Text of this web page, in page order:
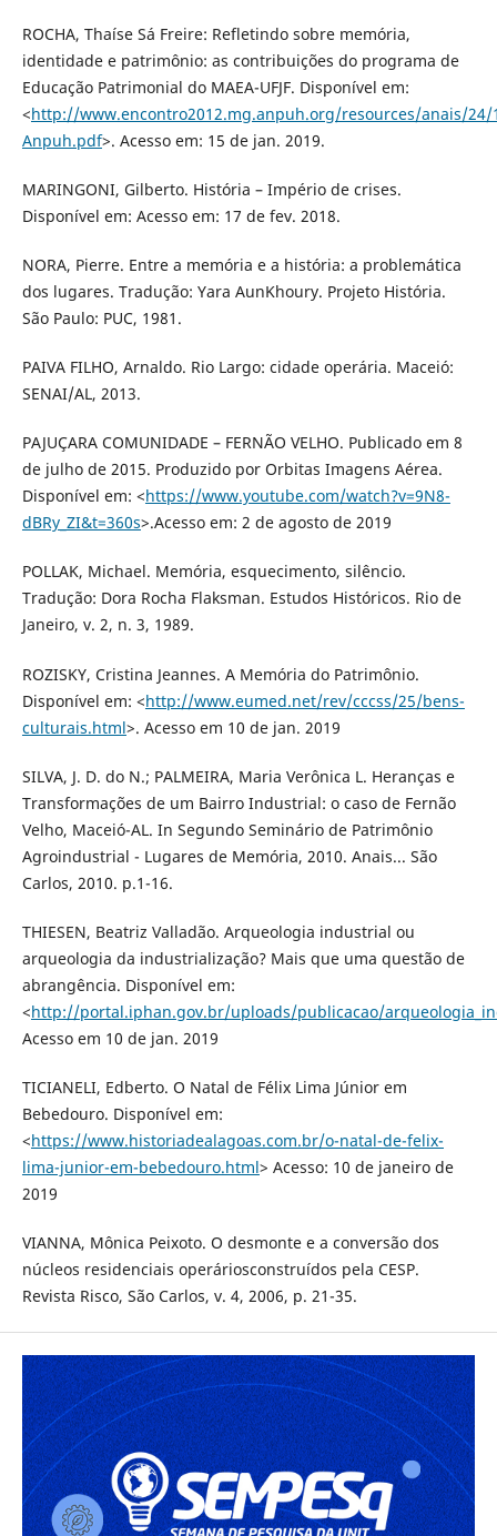
ROCHA, Thaíse Sá Freire: Refletindo sobre memória,
identidade e patrimônio: as contribuições do programa de
Educação Patrimonial do MAEA-UFJF. Disponível em:
<http://www.encontro2012.mg.anpuh.org/resources/anais/24/
Anpuh.pdf>. Acesso em: 15 de jan. 2019.
MARINGONI, Gilberto. História – Império de crises.
Disponível em: Acesso em: 17 de fev. 2018.
NORA, Pierre. Entre a memória e a história: a problemática
dos lugares. Tradução: Yara AunKhoury. Projeto História.
São Paulo: PUC, 1981.
PAIVA FILHO, Arnaldo. Rio Largo: cidade operária. Maceió:
SENAI/AL, 2013.
PAJUÇARA COMUNIDADE – FERNÃO VELHO. Publicado em 8
de julho de 2015. Produzido por Orbitas Imagens Aérea.
Disponível em: <https://www.youtube.com/watch?v=9N8-
dBRy_ZI&t=360s>.Acesso em: 2 de agosto de 2019
POLLAK, Michael. Memória, esquecimento, silêncio.
Tradução: Dora Rocha Flaksman. Estudos Históricos. Rio de
Janeiro, v. 2, n. 3, 1989.
ROZISKY, Cristina Jeannes. A Memória do Patrimônio.
Disponível em: <http://www.eumed.net/rev/cccss/25/bens-
culturais.html>. Acesso em 10 de jan. 2019
SILVA, J. D. do N.; PALMEIRA, Maria Verônica L. Heranças e
Transformações de um Bairro Industrial: o caso de Fernão
Velho, Maceió-AL. In Segundo Seminário de Patrimônio
Agroindustrial - Lugares de Memória, 2010. Anais... São
Carlos, 2010. p.1-16.
THIESEN, Beatriz Valladão. Arqueologia industrial ou
arqueologia da industrialização? Mais que uma questão de
abrangência. Disponível em:
<http://portal.iphan.gov.br/uploads/publicacao/
Acesso em 10 de jan. 2019
TICIANELI, Edberto. O Natal de Félix Lima Júnior em
Bebedouro. Disponível em:
<https://www.historiadealagoas.com.br/o-natal-de-felix-
lima-junior-em-bebedouro.html> Acesso: 10 de janeiro de
2019
VIANNA, Mônica Peixoto. O desmonte e a conversão dos
núcleos residenciais operáriosconstruídos pela CESP.
Revista Risco, São Carlos, v. 4, 2006, p. 21-35.